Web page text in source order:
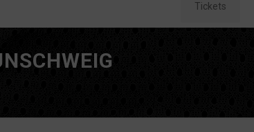
Tickets